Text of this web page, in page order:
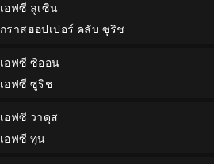
เอฟซี ลูเซิน
กราสฮอปเปอร์ คลับ ซูริช
เอฟซี ซิออน
เอฟซี ซูริช
เอฟซี วาดุส
เอฟซี ทุน